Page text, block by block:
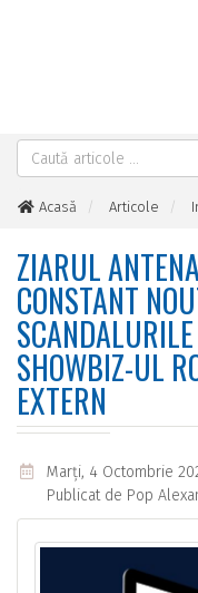
Acasă Articole
scandalurile care apar
ZIARUL
CONSTANT
SHOWBIZ-UL
EXTERN
Marţi, 4 Octombrie
Publicat de Pop